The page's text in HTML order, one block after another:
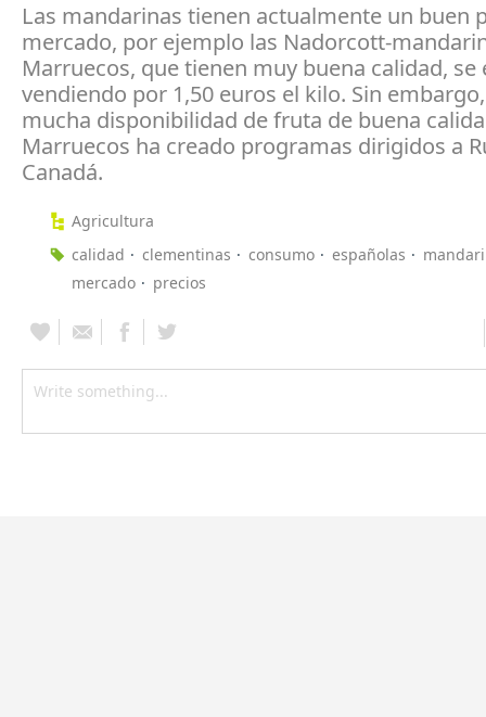
Las mandarinas tienen actualmente un buen
mercado, por ejemplo las Nadorcott-
Marruecos, que tienen muy buena calidad, se
vendiendo por 1,50 euros el kilo. Sin
mucha disponibilidad de fruta de buena
Marruecos ha creado programas dirigidos a
Canadá.
Agricultura
calidad
clementinas consumo españolas
mercado
precios